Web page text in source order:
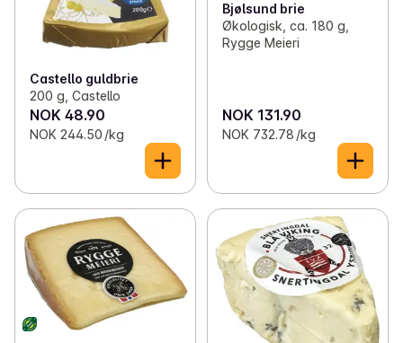
Castello guldbrie
200 g, Castello
NOK 48.90
NOK 244.50 /kg
Bjølsund brie
Økologisk, ca. 180 g,
Rygge Meieri
NOK 131.90
NOK 732.78 /kg